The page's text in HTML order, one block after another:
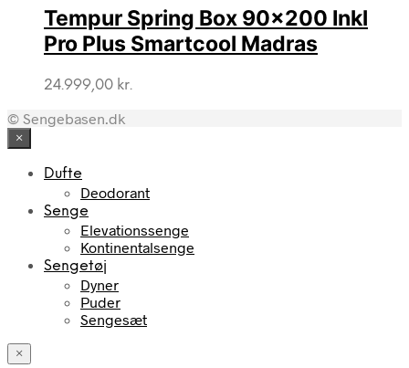
6.999,00 kr..3.849,45 kr..
Tempur Spring Box 90×200 Inkl
Pro Plus Smartcool Madras
24.999,00 kr.
© Sengebasen.dk
×
Dufte
Deodorant
Senge
Elevationssenge
Kontinentalsenge
Sengetøj
Dyner
Puder
Sengesæt
×